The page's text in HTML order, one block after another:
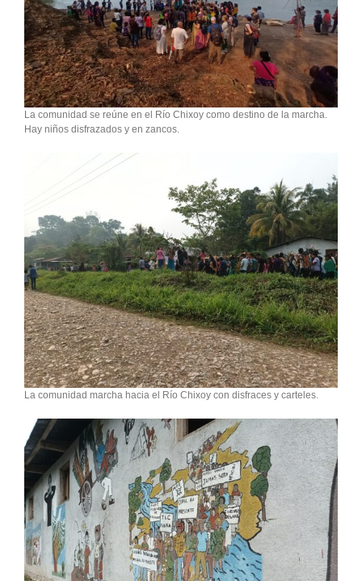
La comunidad se reúne en el Río Chixoy como destino de la marcha.
Hay niños disfrazados y en zancos.
La comunidad marcha hacia el Río Chixoy con disfraces y carteles.